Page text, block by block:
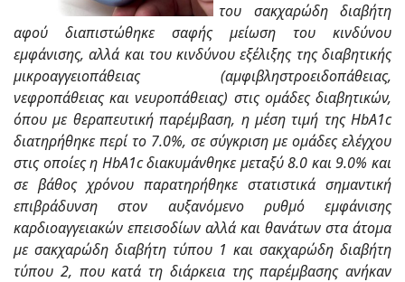
του σακχαρώδη διαβήτη
αφού διαπιστώθηκε σαφής μείωση του κινδύνου
εμφάνισης, αλλά και του κινδύνου εξέλιξης της διαβητικής
μικροαγγειοπάθειας (αμφιβληστροειδοπάθειας,
νεφροπάθειας και νευροπάθειας) στις ομάδες διαβητικών,
όπου με θεραπευτική παρέμβαση, η μέση τιμή της HbA1c
διατηρήθηκε περί το 7.0%, σε σύγκριση με ομάδες ελέγχου
στις οποίες η HbA1c διακυμάνθηκε μεταξύ 8.0 και 9.0% και
σε βάθος χρόνου παρατηρήθηκε στατιστικά σημαντική
επιβράδυνση στον αυξανόμενο ρυθμό εμφάνισης
καρδιοαγγειακών επεισοδίων αλλά και θανάτων στα άτομα
με σακχαρώδη διαβήτη τύπου 1 και σακχαρώδη διαβήτη
τύπου 2, που κατά τη διάρκεια της παρέμβασης ανήκαν